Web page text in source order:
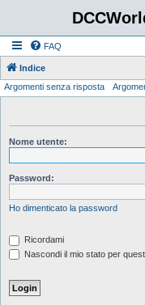
FAQ
Indice
Argomenti senza risposta
Nome utente:
Password:
Ho dimenticato la password
Ricordami
Nascondi il mio stato per